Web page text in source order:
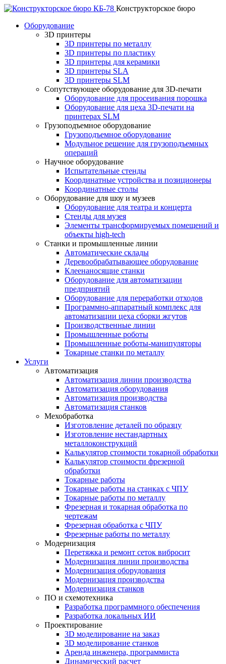
Конструкторское бюро
Оборудование
3D принтеры
3D принтеры по металлу
3D принтеры по пластику
3D принтеры для керамики
3D принтеры SLA
3D принтеры SLM
Сопутствующее оборудование для 3D-печати
Оборудование для просеивания порошка
Оборудование для цеха 3D-печати на
принтерах SLM
Грузоподъемное оборудование
Грузоподъемное оборудование
Модульное решение для грузоподъемных
операций
Научное оборудование
Испытательные стенды
Координатные устройства и позиционеры
Координатные столы
Оборудование для шоу и музеев
Оборудование для театра и концерта
Стенды для музея
Элементы трансформируемых помещений и
объекты high-tech
Станки и промышленные линии
Автоматические склады
Деревообрабатывающее оборудование
Клеенаносящие станки
Оборудование для автоматизации
предприятий
Оборудование для переработки отходов
Программно-аппаратный комплекс для
автоматизации цеха сборки жгутов
Производственные линии
Промышленные роботы
Промышленные роботы-манипуляторы
Токарные станки по металлу
Услуги
Автоматизация
Автоматизация линии производства
Автоматизация оборудования
Автоматизация производства
Автоматизация станков
Мехобработка
Изготовление деталей по образцу
Изготовление нестандартных
металлоконструкций
Калькулятор стоимости токарной обработки
Калькулятор стоимости фрезерной
обработки
Токарные работы
Токарные работы на станках с ЧПУ
Токарные работы по металлу
Фрезерная и токарная обработка по
чертежам
Фрезерная обработка с ЧПУ
Фрезерные работы по металлу
Модернизация
Перетяжка и ремонт сеток вибросит
Модернизация линии производства
Модернизация оборудования
Модернизация производства
Модернизация станков
ПО и схемотехника
Разработка программного обеспечения
Разработка локальных ИИ
Проектирование
3D моделирование на заказ
3D моделирование станков
Аренда инженера, программиста
Динамический расчет